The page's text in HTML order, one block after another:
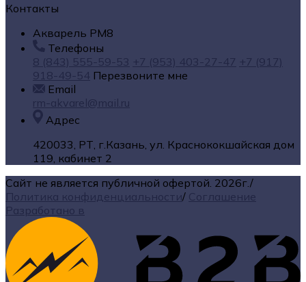
Контакты
Акварель РМ8
Телефоны
8 (843) 555-59-53 +7 (953) 403-27-47 +7 (917)
918-49-54 Перезвоните мне
Email
rm-akvarel@mail.ru
Адрес
420033, РТ, г.Казань, ул. Краснококшайская дом
119, кабинет 2
Сайт не является публичной офертой. 2026г. /
Политика конфиденциальности/ Соглашение
Разработано в